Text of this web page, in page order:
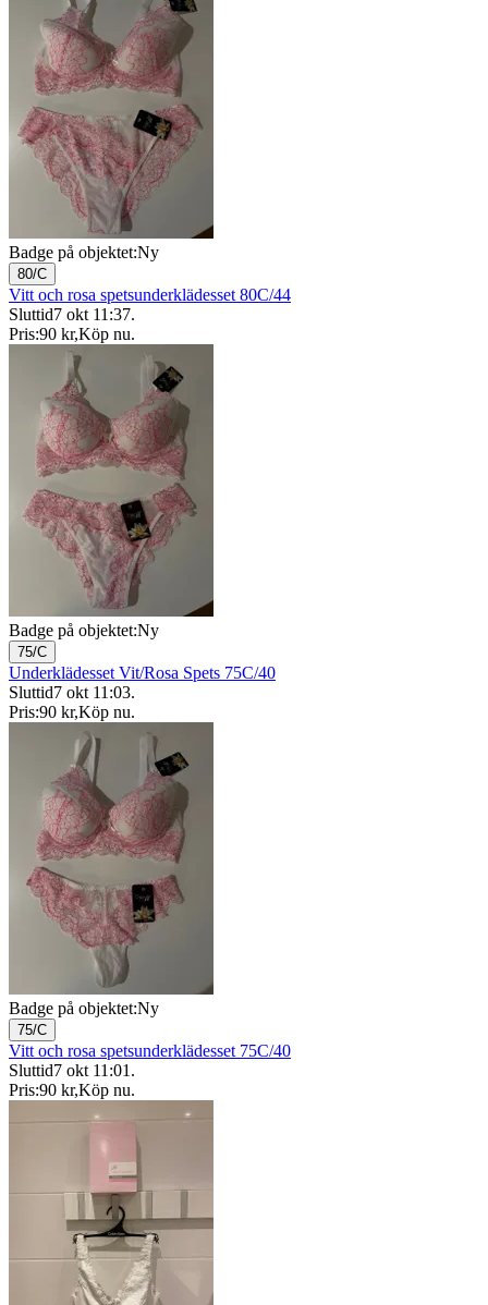
Badge på objektet:Ny
80/C
Vitt och rosa spetsunderklädesset 80C/44
Sluttid7 okt 11:37.
Pris:90 kr,Köp nu.
Badge på objektet:Ny
75/C
Underklädesset Vit/Rosa Spets 75C/40
Sluttid7 okt 11:03.
Pris:90 kr,Köp nu.
Badge på objektet:Ny
75/C
Vitt och rosa spetsunderklädesset 75C/40
Sluttid7 okt 11:01 .
Pris:90 kr,Köp nu.